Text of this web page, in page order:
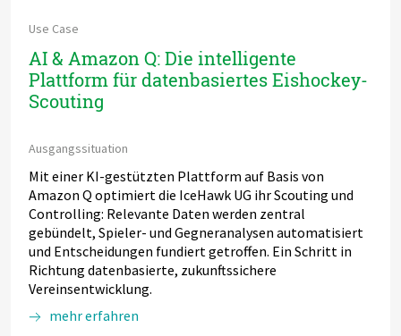
Use Case
AI & Amazon Q: Die intelligente
Plattform für datenbasiertes Eishockey-
Scouting
Ausgangssituation
Mit einer KI-gestützten Plattform auf Basis von
Amazon Q optimiert die IceHawk UG ihr Scouting und
Controlling: Relevante Daten werden zentral
gebündelt, Spieler- und Gegneranalysen automatisiert
und Entscheidungen fundiert getroffen. Ein Schritt in
Richtung datenbasierte, zukunftssichere
Vereinsentwicklung.
mehr erfahren